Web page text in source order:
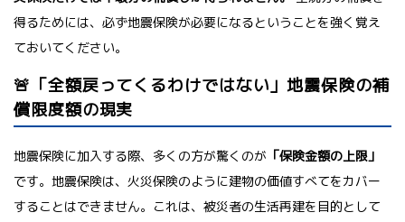
得るためには、必ず地震保険が必要になるということを強く覚え
ておいてください。
🚨「全額戻ってくるわけではない」地震保険の補
償限度額の現実
地震保険に加入する際、多くの方が驚くのが 「保険金額の上限」
です。地震保険は、火災保険のように建物の価値すべてをカバー
することはできません。これは、被災者の生活再建を目的として